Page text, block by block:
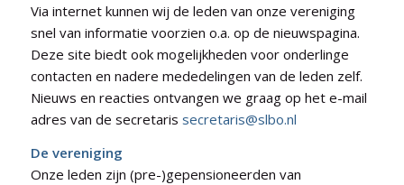
Via internet kunnen wij de leden van onze vereniging
snel van informatie voorzien o.a. op de nieuwspagina.
Deze site biedt ook mogelijkheden voor onderlinge
contacten en nadere mededelingen van de leden zelf.
Nieuws en reacties ontvangen we graag op het e-mail
adres van de secretaris secretaris@slbo.nl
De vereniging
Onze leden zijn (pre-)gepensioneerden van